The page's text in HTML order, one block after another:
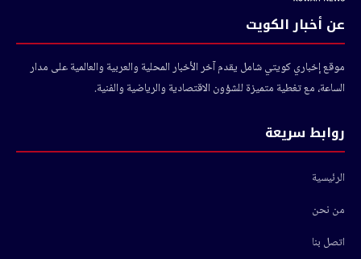
عن أخبار الكويت
موقع إخباري كويتي شامل يقدم آخر الأخبار المحلية والعربية والعالمية على مدار
الساعة، مع تغطية متميزة للشؤون الاقتصادية والرياضية والفنية.
روابط سريعة
الرئيسية
من نحن
اتصل بنا